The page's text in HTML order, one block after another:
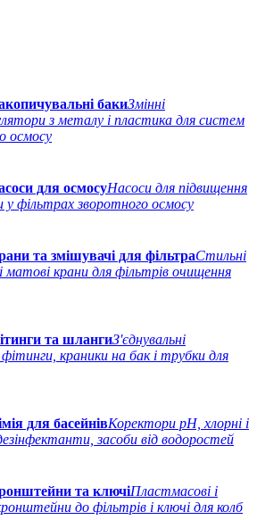
бакиЗмінні
з металу і пластика для систем
осмосу
для осмосуНасоси для підвищення
у фільтрах зворотного осмосу
та змішувачі для фільтраСтильні
матові крани для фільтрів очищення
та шлангиЗ'єднувальні
краники на бак і трубки для
для басейнівКоректори рН, хлорні і
засоби від водоростей
та ключіПластмасові і
до фільтрів і ключі для колб